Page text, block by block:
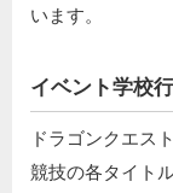
います。
イベント学校
ドラゴンクエス
競技の各タイト